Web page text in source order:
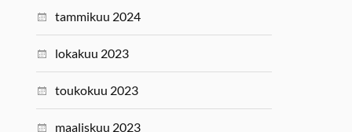
tammikuu 2024
lokakuu 2023
toukokuu 2023
maaliskuu 2023